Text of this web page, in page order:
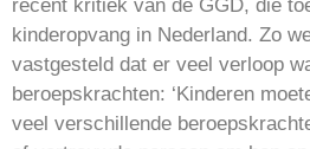
recent kritiek van de GGD, die
kinderopvang in Nederland. Zo
vastgesteld dat er veel verloop
beroepskrachten: ‘Kinderen
veel verschillende